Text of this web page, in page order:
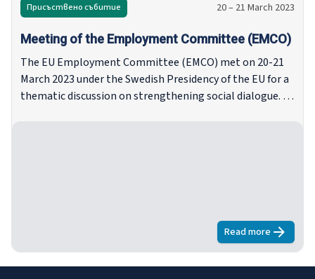
Присъствено събитие 20 – 21 March 2023
Meeting of the Employment Committee (EMCO)
The EU Employment Committee (EMCO) met on 20-21
March 2023 under the Swedish Presidency of the EU for a
thematic discussion on strengthening social dialogue. At
Read moreabout